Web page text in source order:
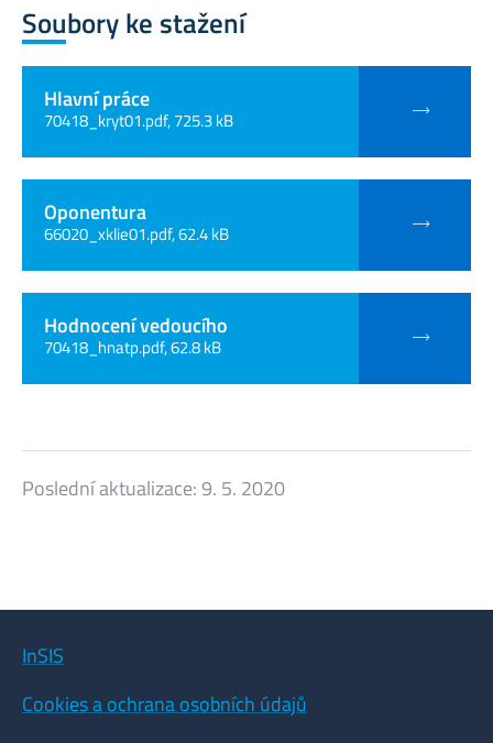
Soubory ke stažení
Hlavní práce
70418_kryt01.pdf, 725.3 kB
Oponentura
66020_xklie01.pdf, 62.4 kB
Hodnocení vedoucího
70418_hnatp.pdf, 62.8 kB
Poslední aktualizace:9. 5. 2020
InSIS
Cookies a ochrana osobních údajů